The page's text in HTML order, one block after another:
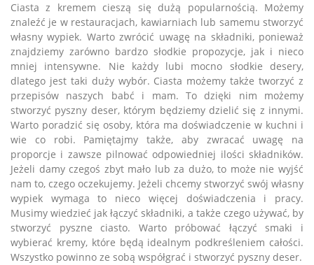
Ciasta z kremem cieszą się dużą popularnością. Możemy
znaleźć je w restauracjach, kawiarniach lub samemu stworzyć
własny wypiek. Warto zwrócić uwagę na składniki, ponieważ
znajdziemy zarówno bardzo słodkie propozycje, jak i nieco
mniej intensywne. Nie każdy lubi mocno słodkie desery,
dlatego jest taki duży wybór. Ciasta możemy także tworzyć z
przepisów naszych babć i mam. To dzięki nim możemy
stworzyć pyszny deser, którym będziemy dzielić się z innymi.
Warto poradzić się osoby, która ma doświadczenie w kuchni i
wie co robi. Pamiętajmy także, aby zwracać uwagę na
proporcje i zawsze pilnować odpowiedniej ilości składników.
Jeżeli damy czegoś zbyt mało lub za dużo, to może nie wyjść
nam to, czego oczekujemy. Jeżeli chcemy stworzyć swój własny
wypiek wymaga to nieco więcej doświadczenia i pracy.
Musimy wiedzieć jak łączyć składniki, a także czego używać, by
stworzyć pyszne ciasto. Warto próbować łączyć smaki i
wybierać kremy, które będą idealnym podkreśleniem całości.
Wszystko powinno ze sobą współgrać i stworzyć pyszny deser.